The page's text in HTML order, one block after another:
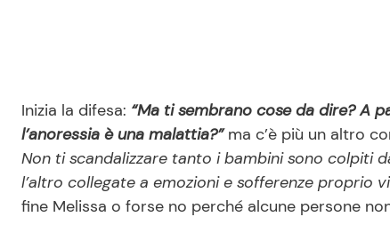
Inizia la difesa: “Ma ti sembrano cose da dire? A
l’anoressia è una malattia?”ma c’è più un altro
Non ti scandalizzare tanto i bambini sono colpiti
l’altro collegate a emozioni e sofferenze proprio
fine Melissa o forse no perché alcune persone